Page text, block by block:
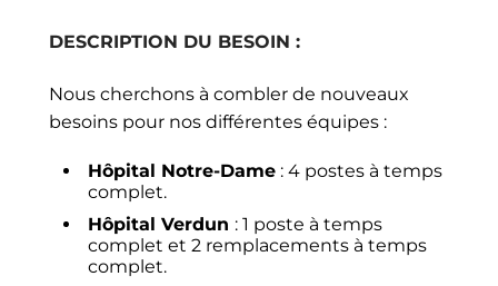
DESCRIPTION DU BESOIN :
Nous cherchons à combler de nouveaux
besoins pour nos différentes équipes :
Hôpital Notre-Dame : 4 postes à temps
complet.
Hôpital Verdun : 1 poste à temps
complet et 2 remplacements à temps
complet.